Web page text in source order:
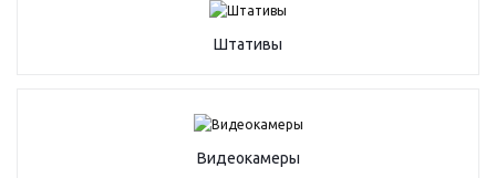
Штативы
Видеокамеры